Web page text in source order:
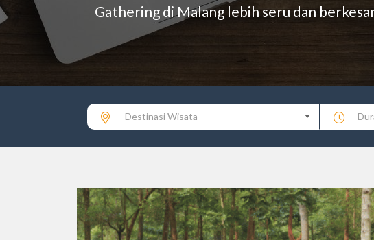
Gathering di Malang lebih seru dan
Destinasi Wisata